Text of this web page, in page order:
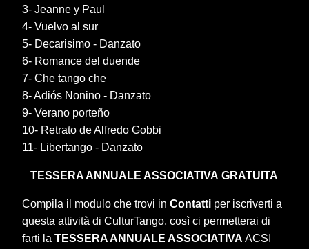
3- Jeanne y Paul
4- Vuelvo al sur
5- Decarisimo - Danzato
6- Romance del duende
7- Che tango che
8- Adiós Nonino - Danzato
9- Verano porteño
10- Retrato de Alfredo Gobbi
11- Libertango - Danzato
TESSERA ANNUALE ASSOCIATIVA GRATUITA
Compila il modulo che trovi inContatti per iscriverti a
questa attività di CulturTango, così ci permetterai di
farti laTESSERA ANNUALE ASSOCIATIVA ACSI